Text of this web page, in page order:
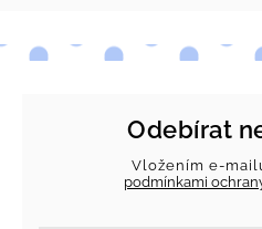
Odebírat
Vložením e-
podmínkami